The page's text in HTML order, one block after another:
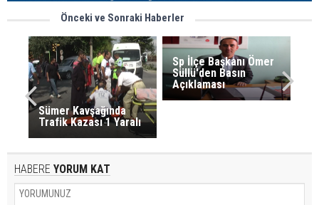
Önceki ve Sonraki Haberler
Sümer Kavşağında
Trafik Kazası 1 Yaralı
Sp İlçe Başkanı Ömer
Süllü'den Basın
Açıklaması
HABERE YORUM KAT